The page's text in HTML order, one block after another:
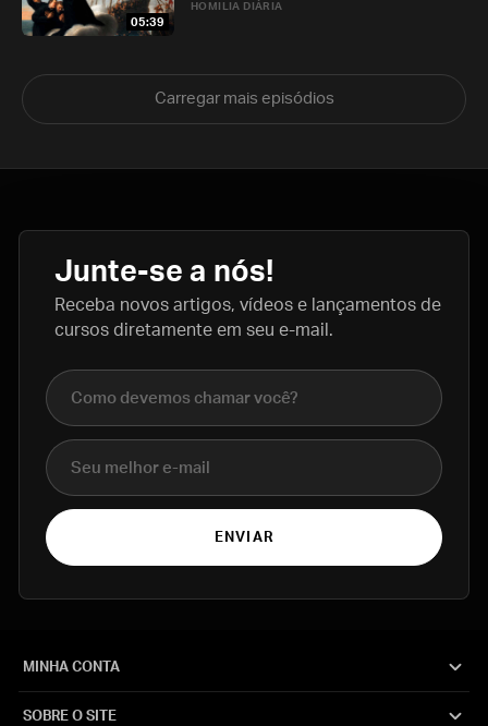
05:39
HOMILIA DIÁRIA
Carregar mais episódios
Junte-se a nós!
Receba novos artigos, vídeos e lançamentos de
cursos diretamente em seu e-mail.
Nome completo
E-mail
ENVIAR
MINHA CONTA
SOBRE O SITE